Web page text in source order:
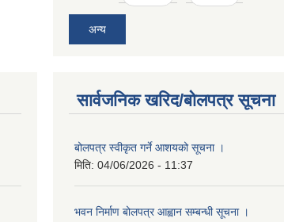
अन्य
सार्वजनिक खरिद/बोलपत्र सूचना
बोलपत्र स्वीकृत गर्ने आशयको सूचना ।
मिति: 04/06/2026 - 11:37
भवन निर्माण बोलपत्र आह्वान सम्बन्धी सूचना ।